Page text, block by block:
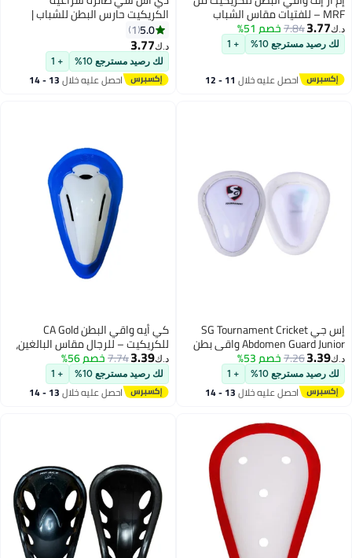
MRF – للفتيات مقاس الشباب
الجونيور بهيكل خفيف من البولي
بروبيلين
د.ك‏3.77
7.84خصم 51%
لك رصيد مسترجع 10%
احصل عليه خلال 11 - 12
الكريكيت حارس البطن للشباب |
الحجم - شبابي| الوسادة | معدات
السلامة | الراحة الملائمة | الحماية
من الصدمات
5.0
1
د.ك‏3.77
لك رصيد مسترجع 10%
احصل عليه خلال 13 - 14
إس جي SG Tournament Cricket
Abdomen Guard Junior واقي بطن
للكريكيت - أولاد
د.ك‏3.39
7.26خصم 53%
لك رصيد مسترجع 10%
احصل عليه خلال 13 - 14
كي أيه واقي البطن CA Gold
للكريكيت – للرجال مقاس البالغين،
حماية العانة من البلاستيك المقوىد.ك‏3.39
7.74خصم 56%
لك رصيد مسترجع 10%
احصل عليه خلال 13 - 14